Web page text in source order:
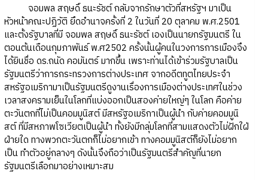
จอมพล สฤษดิ์ ธนะรัชต์ กลับจากรักษาตัวที่สหรัฐฯ มาเป็น
หัวหน้าคณะปฏิวัติ ยึดอำนาจครั้งที่ 2 ในวันที่ 20 ตุลาคม พ.ศ.2501
และตั้งรัฐบาลที่มี จอมพล สฤษดิ์ ธนะรัชต์ เองเป็นนายกรัฐมนตรี ใน
ตอนต้นเดือนกุมภาพันธ์ พ.ศ2502 ครั้งนั้นผู้คนในวงการการเมืองจึง
ได้ยินชื่อ ดร.ถนัด คอมันตร์ มากขึ้น เพราะท่านได้เข้าร่วมรัฐบาลเป็น
รัฐมนตรีว่าการกระทรวงการต่างประเทศ จากอดีตทูตไทยประจำ
สหรัฐอเมริกามาเป็นรัฐมนตรีดูงานเรื่องการเมืองต่างประเทศในช่วง
เวลาสงครามเย็นในโลกที่แบ่งออกเป็นสองค่ายใหญ่ๆ ในโลก คือค่าย
ตะวันตกที่ไม่เป็นคอมมูนิสต์ มีสหรัฐอเมริกาเป็นผู้นำ กับค่ายคอมมูนิ
สต์ ที่มีสหภาพโซเวียตเป็นผู้นำ ทั้งยังมีกลุ่มโลกที่สามแสดงตัวไม่ฝักใฝ่
ฝ่ายใด ทางพวกตะวันตกก็ไม่อยากเข้า ทางคอมมูนิสต์ก็ยังไม่อยาก
เป็น ทำตัวอยู่กลางๆ ดังนั้นจึงถือว่าเป็นรัฐมนตรีสำคัญที่นายก
รัฐมนตรีเลือกมาอย่างเหมาะสม